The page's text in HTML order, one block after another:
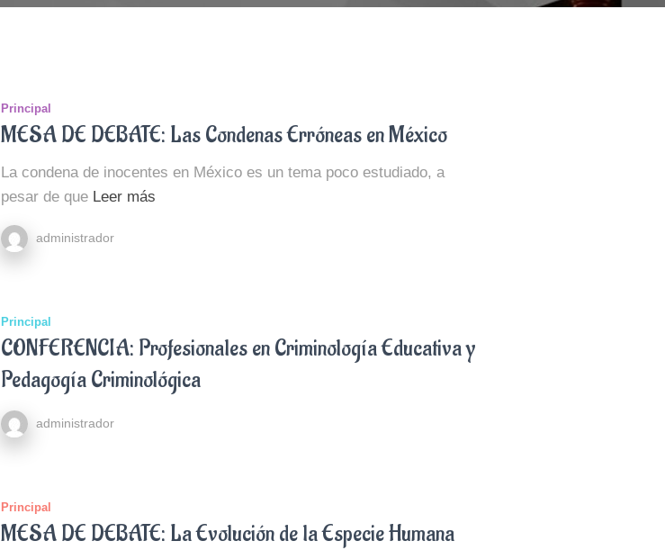
Principal
MESA DE DEBATE: Las Condenas Erróneas en México
La condena de inocentes en México es un tema poco estudiado, a
pesar de que Leer más
administrador
Principal
CONFERENCIA: Profesionales en Criminología Educativa y
Pedagogía Criminológica
administrador
Principal
MESA DE DEBATE: La Evolución de la Especie Humana